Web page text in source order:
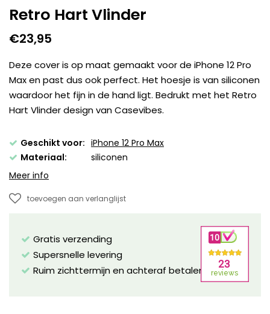
Retro Hart Vlinder
€23,95
Deze cover is op maat gemaakt voor de iPhone 12 Pro
Max en past dus ook perfect. Het hoesje is van siliconen
waardoor het fijn in de hand ligt. Bedrukt met het Retro
Hart Vlinder design van Casevibes.
Geschikt voor: iPhone 12 Pro Max
Materiaal:
siliconen
Meer info
toevoegen aan verlanglijst
Gratis verzending
Supersnelle levering
Ruim zichttermijn en achteraf betalen mogelijk!